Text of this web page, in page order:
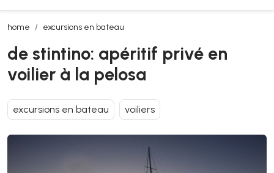
home excursions en bateau
de stintino: apéritif privé en voilier à la pelosa
de stintino: apéritif privé en
voilier à la pelosa
excursions en bateau voiliers